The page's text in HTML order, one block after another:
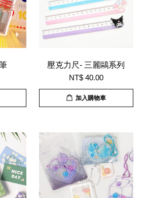
壓克力尺- 三麗鷗系列
NT$ 40.00
加入購物車